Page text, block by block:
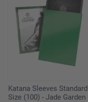
Katana Sleeves Standard
Size (100) - Jade Garden